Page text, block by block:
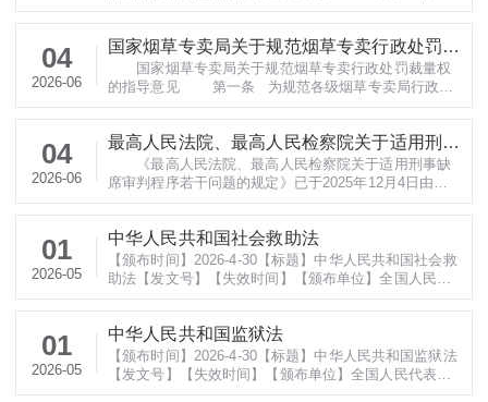
最高人民法院审判委员会第1969次会议通过，现予公
布，自2026年6月30日起施行。
04
2026-06
国家烟草专卖局关于规范烟草专卖行政处罚裁
量权的指导意见
国家烟草专卖局关于规范烟草专卖行政处罚裁量权
的指导意见 第一条 为规范各级烟草专卖局行政处
罚裁量权行使，保护公民、法人和其他组织的合法权
益，根据《中华人民共和国行政处罚法》《中华人民共
和国烟草专卖法》《中华人民共和国烟草专卖法实施条
例》《烟草专卖行政处罚程序规定》《烟草专卖许可证
管理办法》等法律、法规、规章和国家有关规定，结合
04
2026-06
最高人民法院、最高人民检察院关于适用刑事
缺席审判程序若干问题的规定
《最高人民法院、最高人民检察院关于适用刑事缺
席审判程序若干问题的规定》已于2025年12月4日由最
高人民法院审判委员会第1960次会议、2025年12月19日
由最高人民检察院第十四届检察委员会第六十六次会议
通过，现予公布，自2026年5月22日起施行。
&n
01
2026-05
中华人民共和国社会救助法
【颁布时间】2026-4-30【标题】中华人民共和国社会救
助法【发文号】【失效时间】【颁布单位】全国人民代
表大会常务委员会【法规来源】http://www.npc.gov.cn/
npc/c2/c30834/202604/t20260430_454303.html【法规
全文】 中华人民共和国社会救助法全国人民代表大会常
务委员会 中华人民共和国社会救助法 (2026年4
月30日第十四届全
01
2026-05
中华人民共和国监狱法
【颁布时间】2026-4-30【标题】中华人民共和国监狱法
【发文号】【失效时间】【颁布单位】全国人民代表大
会常务委员会【法规来源】http://www.npc.gov.cn/npc/c